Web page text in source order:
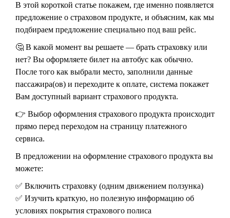
В этой короткой статье покажем, где именно появляется
предложение о страховом продукте, и объясним, как мы
подбираем предложение специально под ваш рейс.
🤔 В какой момент вы решаете — брать страховку или
нет? Вы оформляете билет на автобус как обычно.
После того как выбрали место, заполнили данные
пассажира(ов) и переходите к оплате, система покажет
Вам доступный вариант страхового продукта.
👉 Выбор оформления страхового продукта происходит
прямо перед переходом на страницу платежного
сервиса.
В предложении на оформление страхового продукта вы
можете:
✅ Включить страховку (одним движением ползунка)
✅ Изучить краткую, но полезную информацию об
условиях покрытия страхового полиса